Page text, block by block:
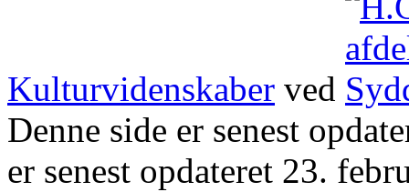
Kulturvidenskaber ved
Denne side er senest
er senest opdateret 23.